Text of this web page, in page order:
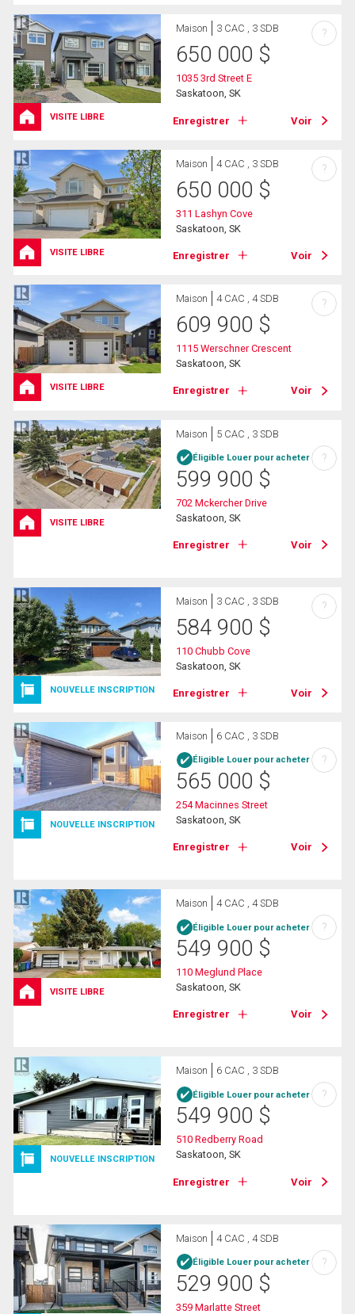
VISITE LIBRE
Maison 3 CAC , 3 SDB
650 000 $
1035 3rd Street E
Saskatoon, SK
Enregistrer Voir
?
VISITE LIBRE
Maison 4 CAC , 3 SDB
650 000 $
311 Lashyn Cove
Saskatoon, SK
Enregistrer Voir
?
VISITE LIBRE
Maison 4 CAC , 4 SDB
609 900 $
1115 Werschner Crescent
Saskatoon, SK
Enregistrer Voir
?
VISITE LIBRE
Maison 5 CAC , 3 SDB
Éligible Louer pour acheter
599 900 $
702 Mckercher Drive
Saskatoon, SK
Enregistrer Voir
?
NOUVELLE INSCRIPTION
Maison 3 CAC , 3 SDB
584 900 $
110 Chubb Cove
Saskatoon, SK
Enregistrer Voir
?
NOUVELLE INSCRIPTION
Maison 6 CAC , 3 SDB
Éligible Louer pour acheter
565 000 $
254 Macinnes Street
Saskatoon, SK
Enregistrer Voir
?
VISITE LIBRE
Maison 4 CAC , 4 SDB
Éligible Louer pour acheter
549 900 $
110 Meglund Place
Saskatoon, SK
Enregistrer Voir
?
NOUVELLE INSCRIPTION
Maison 6 CAC , 3 SDB
Éligible Louer pour acheter
549 900 $
510 Redberry Road
Saskatoon, SK
Enregistrer Voir
?
Maison 4 CAC , 4 SDB
Éligible Louer pour acheter
529 900 $
359 Marlatte Street
?